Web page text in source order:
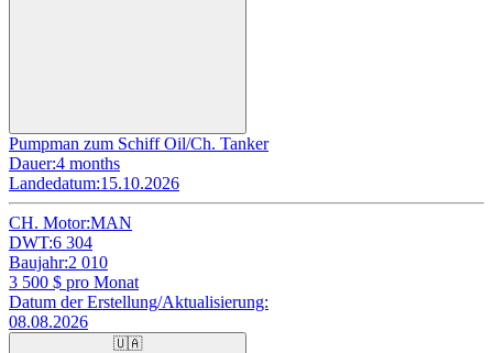
Pumpman zum Schiff Oil/Ch. Tanker
Dauer:4 months
Landedatum:15.10.2026
CH. Motor:MAN
DWT:6 304
Baujahr:2 010
3 500 $ pro Monat
Datum der Erstellung/Aktualisierung:
08.08.2026
🇺🇦